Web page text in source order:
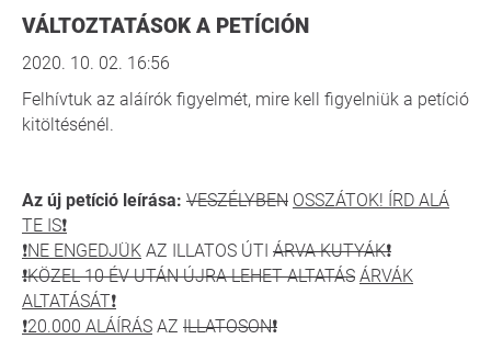
VÁLTOZTATÁSOK A PETÍCIÓN
2020. 10. 02. 16:56
Felhívtuk az aláírók figyelmét, mire kell figyelniük a petíció
kitöltésénél.
Az új petíció leírása: VESZÉLYBEN OSSZÁTOK! ÍRD ALÁ
TE IS❗️
❗️NE ENGEDJÜK AZ ILLATOS ÚTI ÁRVA KUTYÁK❗
❗KÖZEL 10 ÉV UTÁN ÚJRA LEHET ALTATÁS ÁRVÁK
ALTATÁSÁT❗️
❗️20.000 ALÁÍRÁS AZ ILLATOSON❗